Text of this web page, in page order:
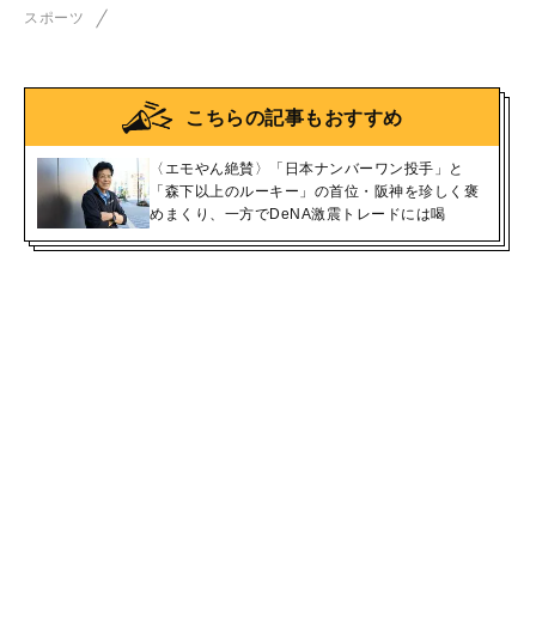
スポーツ
こちらの記事もおすすめ
〈エモやん絶賛〉「日本ナンバーワン投手」と
「森下以上のルーキー」の首位・阪神を珍しく褒
めまくり、一方でDeNA激震トレードには喝